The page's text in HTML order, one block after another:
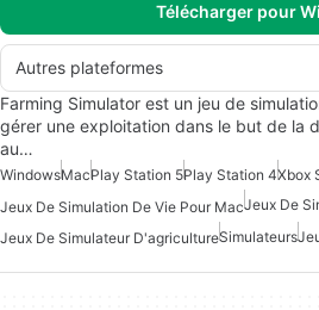
Télécharger pour
Autres plateformes
Farming Simulator est un jeu de
gérer une exploitation dans le but de la
au…
WindowsMacPlay Station 5Play Station 4Xbox
Jeux De Simulation De Vie Pour MacJeux De
Jeux De Simulateur D'agricultureSimulateurs